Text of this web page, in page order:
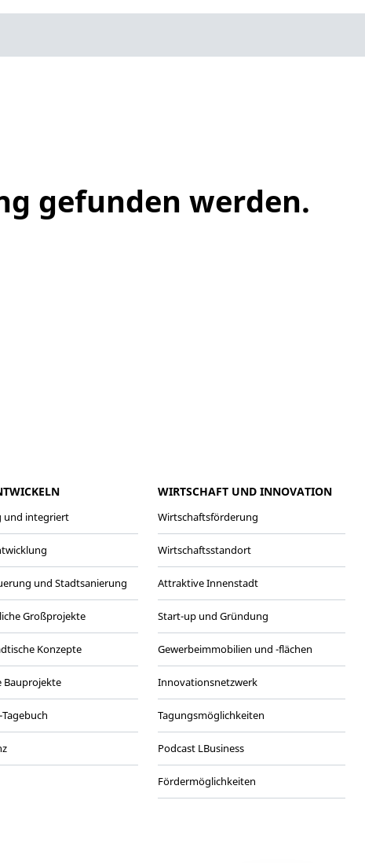
gefunden werden.
und integriert
und Stadtsanierung
Großprojekte
Konzepte
Bauprojekte
WIRTSCHAFT UND INNOVATION
Wirtschaftsförderung
Wirtschaftsstandort
Attraktive Innenstadt
Start-up und Gründung
Gewerbeimmobilien und -flächen
Innovationsnetzwerk
Tagungsmöglichkeiten
Podcast LBusiness
Fördermöglichkeiten